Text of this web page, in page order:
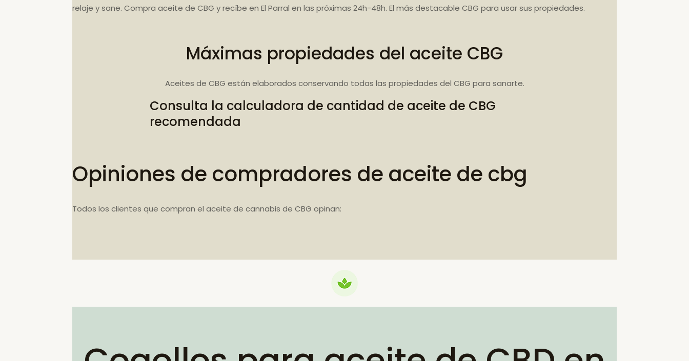
relaje y sane. Compra aceite de CBG y recíbe en El Parral en las próximas 24h-48h. El más destacable CBG para usar sus propiedades.
Máximas propiedades del aceite CBG
Aceites de CBG están elaborados conservando todas las propiedades del CBG para sanarte.
Consulta la calculadora de cantidad de aceite de CBG
recomendada
Opiniones de compradores de aceite de cbg
Todos los clientes que compran el aceite de cannabis de CBG opinan: